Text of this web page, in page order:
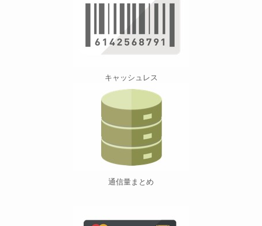
キャッシュレス
通信量まとめ